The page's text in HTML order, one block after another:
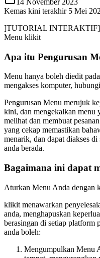
Kemas kini terakhir 5 Mei
]TUTORIAL INTERAKTIF]
Menu klikit
Apa itu Pengurusan
Menu hanya boleh diedit pada
mengakses komputer,
Pengurusan Menu merujuk
kini, dan mengekalkan menu
melihat dan membuat
yang cekap memastikan
menarik, dan dapat diakses
anda berada.
Bagaimana ini dapat
Aturkan Menu Anda dengan
klikit menawarkan
anda, menghapuskan
berasingan di setiap platform
anda boleh:
Mengumpulkan Menu